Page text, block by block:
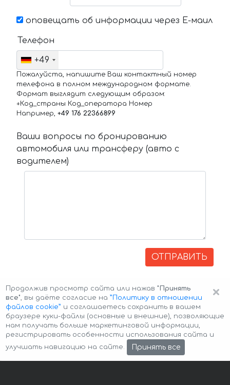
оповещать об информации через Е-маил
Телефон
+49
Пожалуйста, напишите Ваш контактный номер
телефона в полном международном формате.
Формат выглядит следующим образом:
+Код_страны Код_оператора Номер
Например, +49 176 22366899
Ваши вопросы по бронированию
автомобиля или трансферу (авто с
водителем)
ОТПРАВИТЬ
Авторские права © 2026 Авто-Аренда Cookie Policy
×
Продолжив просмотр сайта или нажав "Принять
все", вы даёте согласие на ”Политику в отношении
файлов cookie” и соглашаетесь сохранить в вашем
браузере куки-файлы (основные и внешние), позволяющие
нам получать больше маркетинговой информации,
регистрировать особенности использования сайта и
улучшать навигацию на сайте.
Принять все